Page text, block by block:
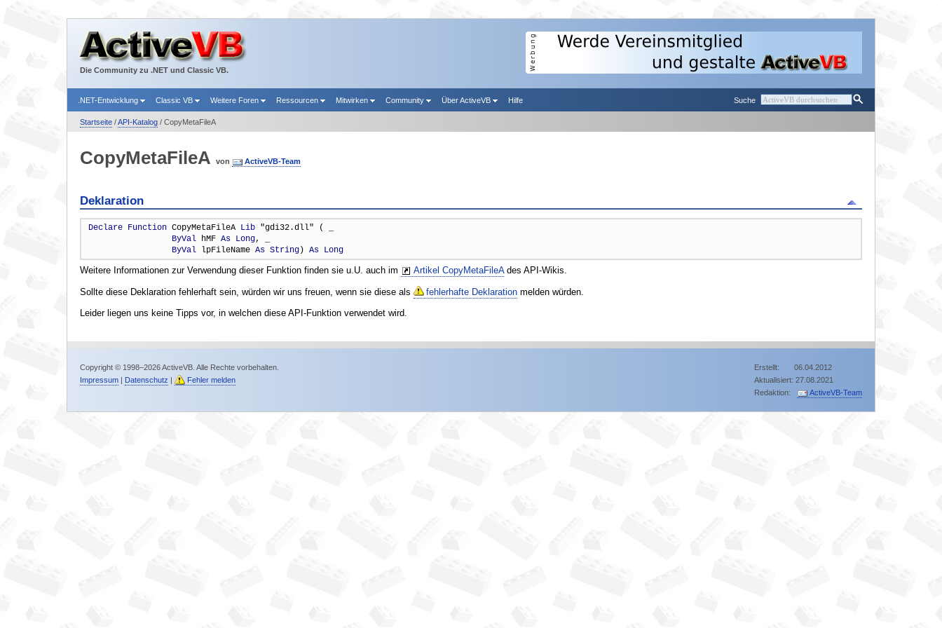
Die Community zu .NET und Classic VB.
Suche
.NET-Entwicklung Classic VB Weitere Foren Ressourcen Mitwirken Community Über ActiveVB Hilfe
Startseite/API-Katalog/ CopyMetaFileA
CopyMetaFileA von ActiveVB-Team
Deklaration
Declare Function CopyMetaFileA Lib "gdi32.dll" ( _
ByVal hMF As Long, _
ByVal lpFileName As String) As Long
Weitere Informationen zur Verwendung dieser Funktion finden sie u.U. auch im Artikel CopyMetaFileAdes API-Wikis.
Sollte diese Deklaration fehlerhaft sein, würden wir uns freuen, wenn sie diese als fehlerhafte Deklarationmelden würden.
Leider liegen uns keine Tipps vor, in welchen diese API-Funktion verwendet wird.
Erstellt: 06.04.2012
Aktualisiert: 27.08.2021
Redaktion:
ActiveVB-Team
Copyright © 1998–2026 ActiveVB. Alle Rechte vorbehalten.
Impressum| Datenschutz Fehler melden